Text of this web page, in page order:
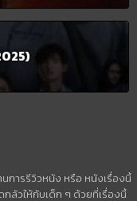
การรีวิวหนัง หรือ หนังเรื่องนี้
กลัวให้กับเด็ก ๆ ด้วยที่เรื่องนี้